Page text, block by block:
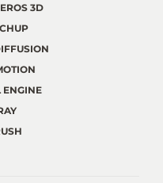
3D
ENGINE